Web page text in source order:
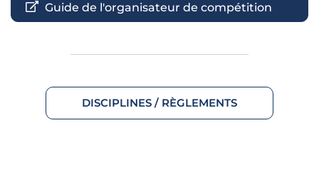
Guide de l'organisateur de compétition
DISCIPLINES / RÈGLEMENTS